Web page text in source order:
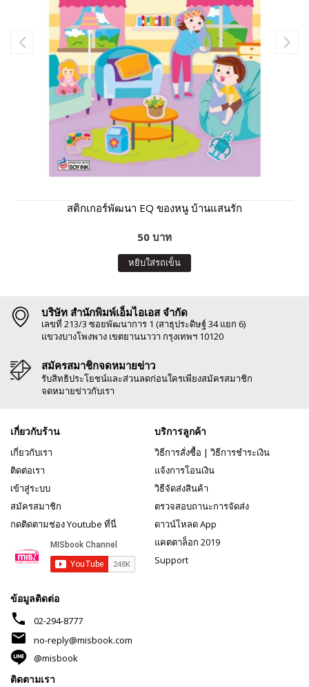
สติกเกอร์พัฒนา EQ ของหนู บ้านแสนรัก
50 บาท
หยิบใส่รถเข็น
บริษัท สำนักพิมพ์เอ็มไอเอส จำกัด
เลขที่ 213/3 ซอยพัฒนาการ 1 (สาธุประดิษฐ์ 34 แยก 6)
แขวงบางโพงพาง เขตยานนาวา กรุงเทพฯ 10120
สมัครสมาชิกจดหมายข่าว
รับสิทธิประโยชน์และส่วนลดก่อนใครเพียงสมัครสมาชิก
จดหมายข่าวกับเรา
เกี่ยวกับร้าน
เกี่ยวกับเรา
ติดต่อเรา
เข้าสู่ระบบ
สมัครสมาชิก
กดติดตามช่อง Youtube ที่นี่
บริการลูกค้า
วิธีการสั่งซื้อ | วิธีการชำระเงิน
แจ้งการโอนเงิน
วิธีจัดส่งสินค้า
ตรวจสอบถานะการจัดส่ง
ดาวน์โหลด App
แคตตาล็อก 2019
Support
ข้อมูลติดต่อ
phone 02-294-8777
mail
no-reply@misbook.com
@misbook
ติดตามเรา